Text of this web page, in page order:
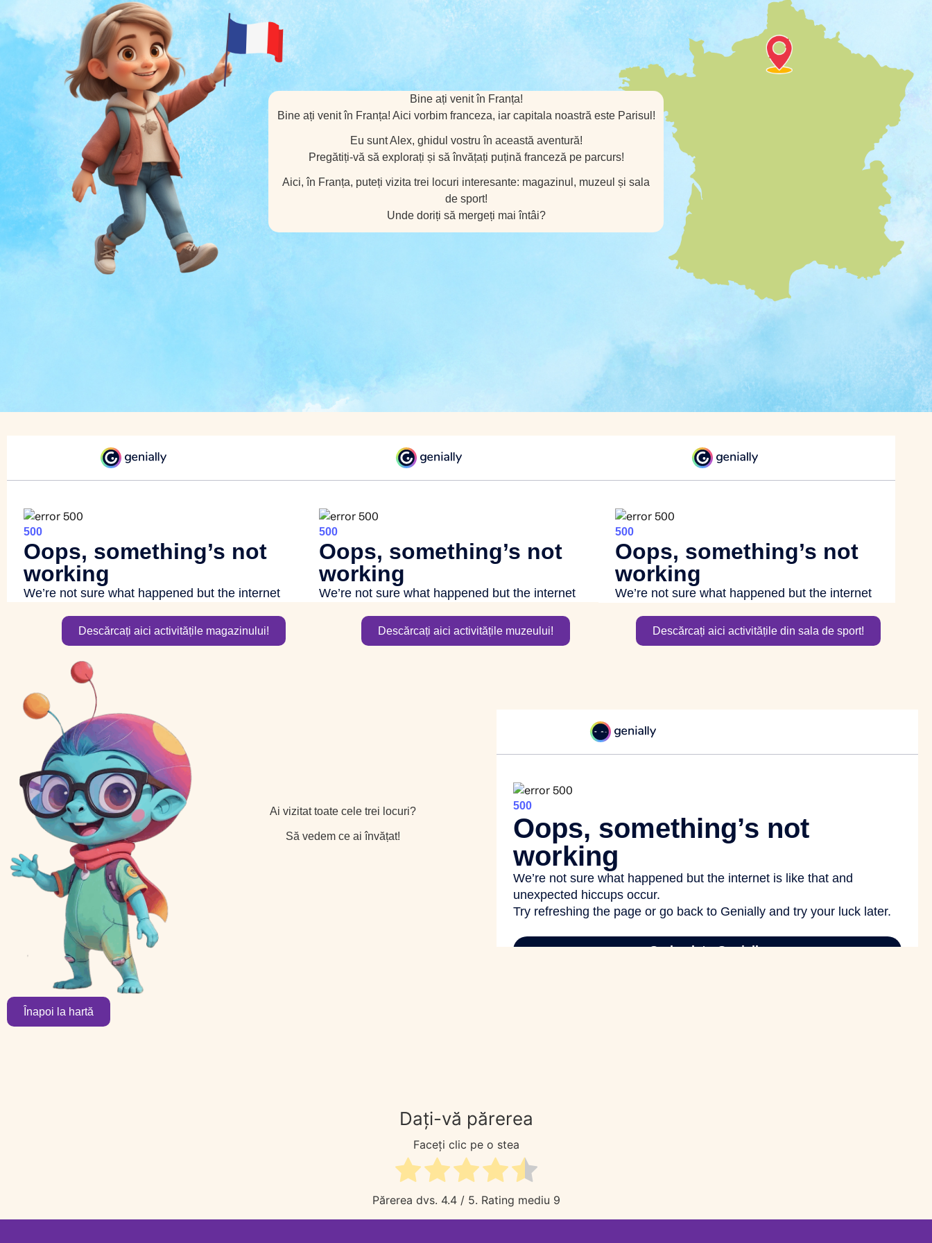
Bine ați venit în Franța!
Bine ați venit în Franța! Aici vorbim franceza, iar capitala noastră este Parisul!
Eu sunt Alex, ghidul vostru în această aventură!
Pregătiți-vă să explorați și să învățați puțină franceză pe parcurs!
Aici, în Franța, puteți vizita trei locuri interesante: magazinul, muzeul și sala
de sport!
Unde doriți să mergeți mai întâi?
Descărcați aici activitățile magazinului! Descărcați aici activitățile muzeului! Descărcați aici activitățile din sala de sport!
Ai vizitat toate cele trei locuri?
Să vedem ce ai învățat!
Înapoi la hartă
Dați-vă părerea
Faceți clic pe o stea
Părerea dvs. 4.4/ 5. Rating mediu 9